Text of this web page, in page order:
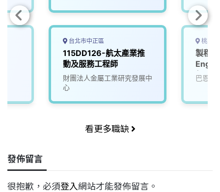
台北市中正區
115DD126-航太產業推
動及服務工程師
財團法人金屬工業研究發展中
心
桃園
製程
起，
巴恩斯
看更多職缺
發佈留言
很抱歉，必須登入網站才能發佈留言。